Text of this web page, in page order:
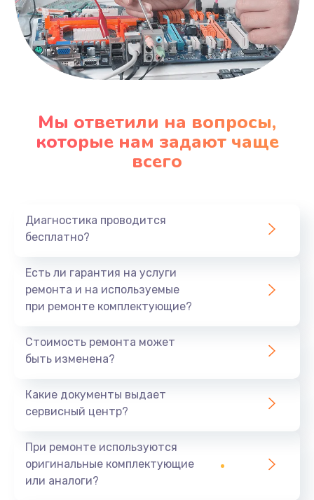
Мы ответили на вопросы,
которые нам задают чаще
всего
Диагностика проводится
бесплатно?
Есть ли гарантия на услуги
ремонта и на используемые
при ремонте комплектующие?
Стоимость ремонта может
быть изменена?
Какие документы выдает
сервисный центр?
При ремонте используются
оригинальные комплектующие
или аналоги?